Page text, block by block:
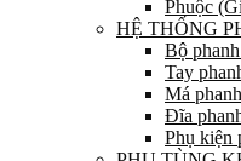
Phuộc
HỆ THỐNG
Bộ
Tay
Má phanh
Đĩa
Phụ kiện